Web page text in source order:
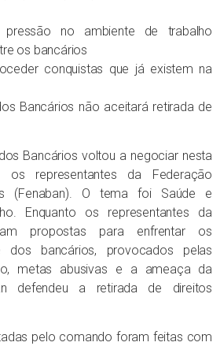
no ambiente de trabalho
os bancários
conquistas que já existem na
Bancários não aceitará retirada de
Bancários voltou a negociar nesta
representantes da Federação
(Fenaban). O tema foi Saúde e
Enquanto os representantes da
propostas para enfrentar os
dos bancários, provocados pelas
metas abusivas e a ameaça da
defendeu a retirada de direitos
pelo comando foram feitas com